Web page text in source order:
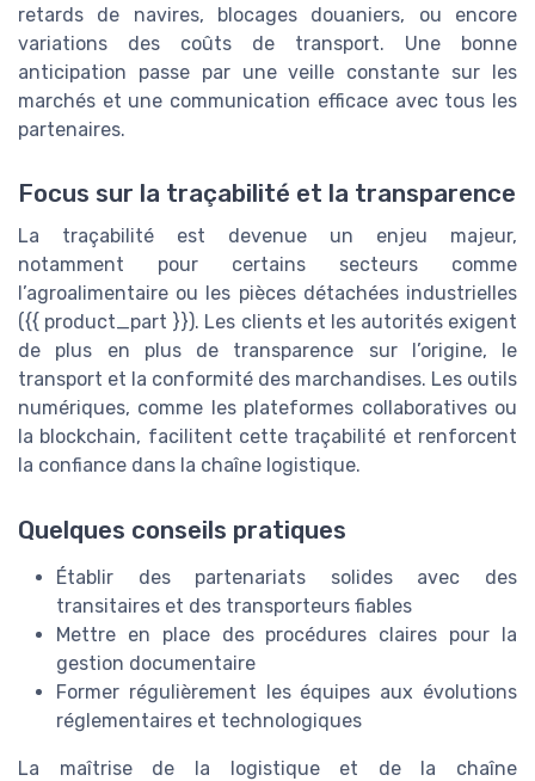
retards de navires, blocages douaniers, ou encore
variations des coûts de transport. Une bonne
anticipation passe par une veille constante sur les
marchés et une communication efficace avec tous les
partenaires.
Focus sur la traçabilité et la transparence
La traçabilité est devenue un enjeu majeur,
notamment pour certains secteurs comme
l’agroalimentaire ou les pièces détachées industrielles
({{ product_part }}). Les clients et les autorités exigent
de plus en plus de transparence sur l’origine, le
transport et la conformité des marchandises. Les outils
numériques, comme les plateformes collaboratives ou
la blockchain, facilitent cette traçabilité et renforcent
la confiance dans la chaîne logistique.
Quelques conseils pratiques
Établir des partenariats solides avec des
transitaires et des transporteurs fiables
Mettre en place des procédures claires pour la
gestion documentaire
Former régulièrement les équipes aux évolutions
réglementaires et technologiques
La maîtrise de la logistique et de la chaîne